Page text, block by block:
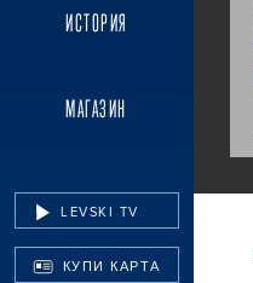
ИСТОРИЯ
МАГАЗИН
LEVSKI TV
КУПИ КАРТА